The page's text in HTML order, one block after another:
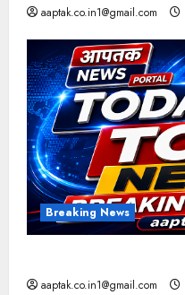
aaptak.co.in1@gmail.com
Breaking News
aaptak.co.in1@gmail.com